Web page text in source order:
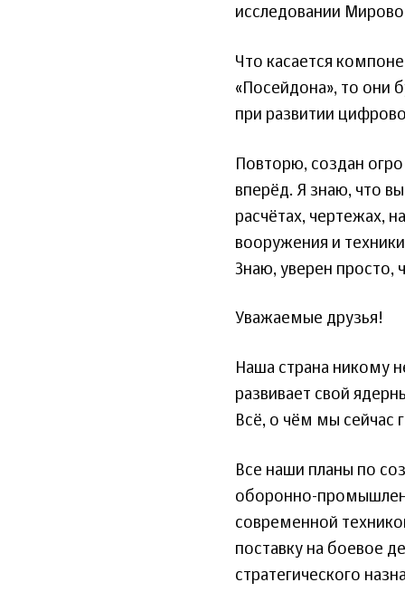
исследовании
Что касается
«Посейдона», то они
при развитии
Повторю, создан
вперёд. Я знаю, что
расчётах, чертежах,
вооружения и
Знаю, уверен просто,
Уважаемые друзья!
Наша страна никому
развивает свой
Всё, о чём мы сейчас
Все наши планы по
оборонно-
современной
поставку на боевое
стратегического